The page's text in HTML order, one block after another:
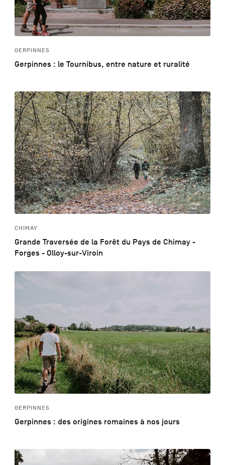
GERPINNES
Gerpinnes : le Tournibus, entre nature et ruralité
CHIMAY
Grande Traversée de la Forêt du Pays de Chimay -
Forges - Olloy-sur-Viroin
GERPINNES
Gerpinnes : des origines romaines à nos jours